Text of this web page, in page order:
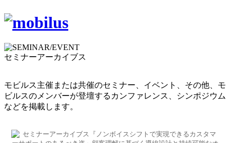
セミナーアーカイブス
モビルス主催または共催のセミナー、イベント、その他、モ
ビルスのメンバーが登壇するカンファレンス、シンポジウム
などを掲載します。